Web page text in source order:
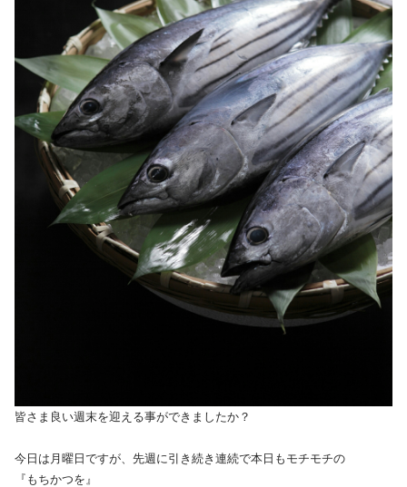
皆さま良い週末を迎える事ができましたか？
今日は月曜日ですが、先週に引き続き連続で本日もモチモチの
『もちかつを』